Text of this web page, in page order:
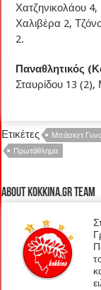
Χατζηνικολάου
Χαλιβέρα 2,
2.
Παναθλητικός
Σταυρίδου 13 (2),
Ετικέτες Μπάσκετ
Πρωτάθλημα
About kokkina.gr TEAM